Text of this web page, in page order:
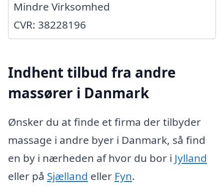
Mindre Virksomhed
CVR: 38228196
Indhent tilbud fra andre
massører i Danmark
Ønsker du at finde et firma der tilbyder
massage i andre byer i Danmark, så find
en by i nærheden af hvor du bor i Jylland
eller på Sjælland eller Fyn.